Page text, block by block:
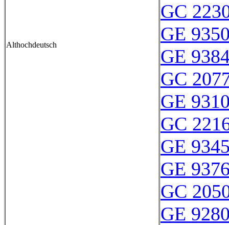
Althochdeutsch
GC
GE
GE
GC
GE
GC
GE
GE
GC
GE